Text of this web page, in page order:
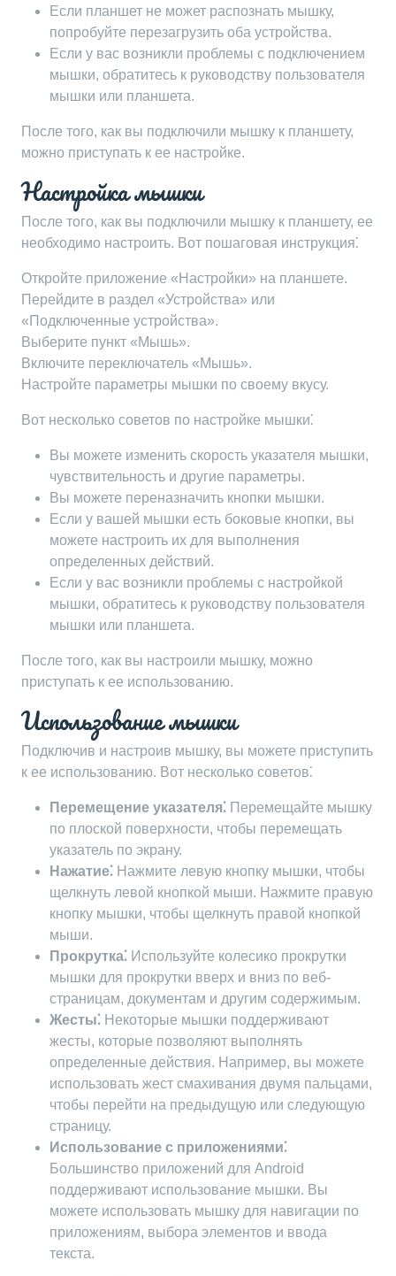
Если планшет не может распознать мышку,
попробуйте перезагрузить оба устройства.
Если у вас возникли проблемы с подключением
мышки, обратитесь к руководству пользователя
мышки или планшета.
После того, как вы подключили мышку к планшету,
можно приступать к ее настройке.
Настройка мышки
После того, как вы подключили мышку к планшету, ее
необходимо настроить. Вот пошаговая инструкция⁚
Откройте приложение «Настройки» на планшете.
Перейдите в раздел «Устройства» или
«Подключенные устройства».
Выберите пункт «Мышь».
Включите переключатель «Мышь».
Настройте параметры мышки по своему вкусу.
Вот несколько советов по настройке мышки⁚
Вы можете изменить скорость указателя мышки,
чувствительность и другие параметры.
Вы можете переназначить кнопки мышки.
Если у вашей мышки есть боковые кнопки, вы
можете настроить их для выполнения
определенных действий.
Если у вас возникли проблемы с настройкой
мышки, обратитесь к руководству пользователя
мышки или планшета.
После того, как вы настроили мышку, можно
приступать к ее использованию.
Использование мышки
Подключив и настроив мышку, вы можете приступить
к ее использованию. Вот несколько советов⁚
Перемещение указателя⁚ Перемещайте мышку
по плоской поверхности, чтобы перемещать
указатель по экрану.
Нажатие⁚ Нажмите левую кнопку мышки, чтобы
щелкнуть левой кнопкой мыши. Нажмите правую
кнопку мышки, чтобы щелкнуть правой кнопкой
мыши.
Прокрутка⁚ Используйте колесико прокрутки
мышки для прокрутки вверх и вниз по веб-
страницам, документам и другим содержимым.
Жесты⁚ Некоторые мышки поддерживают
жесты, которые позволяют выполнять
определенные действия. Например, вы можете
использовать жест смахивания двумя пальцами,
чтобы перейти на предыдущую или следующую
страницу.
Использование с приложениями⁚
Большинство приложений для Android
поддерживают использование мышки. Вы
можете использовать мышку для навигации по
приложениям, выбора элементов и ввода
текста.